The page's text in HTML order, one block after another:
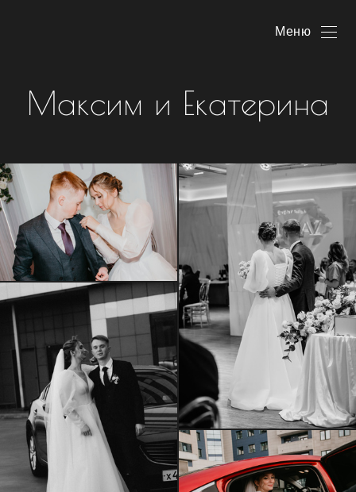
Меню
Максим и Екатерина